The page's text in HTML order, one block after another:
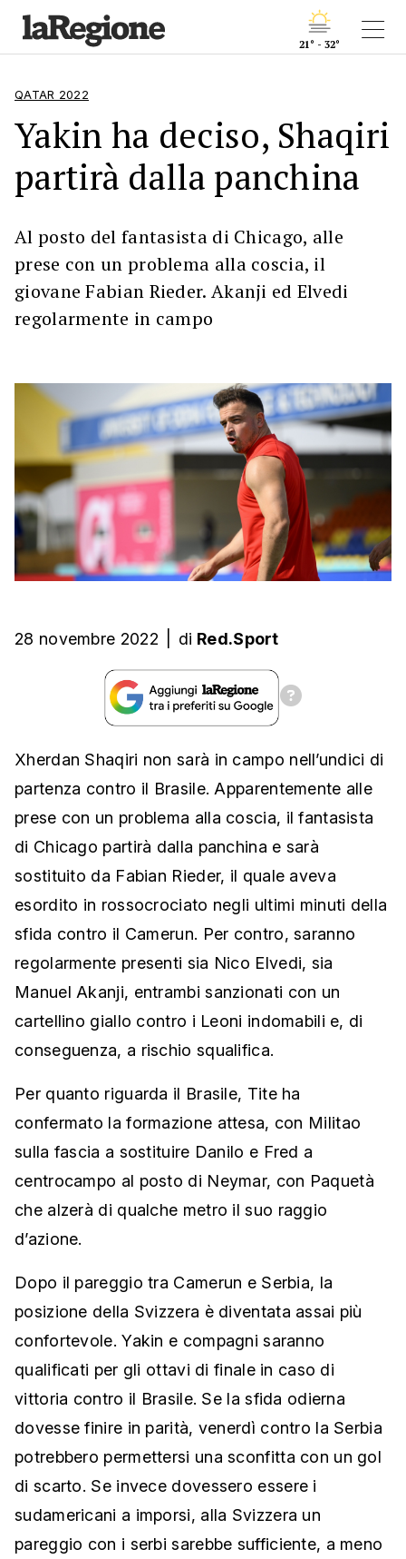
21° - 32°
QATAR 2022
Yakin ha deciso, Shaqiri
partirà dalla panchina
Al posto del fantasista di Chicago, alle
prese con un problema alla coscia, il
giovane Fabian Rieder. Akanji ed Elvedi
regolarmente in campo
28 novembre 2022 di Red.Sport
Xherdan Shaqiri non sarà in campo nell’undici di
partenza contro il Brasile. Apparentemente alle
prese con un problema alla coscia, il fantasista
di Chicago partirà dalla panchina e sarà
sostituito da Fabian Rieder, il quale aveva
esordito in rossocrociato negli ultimi minuti della
sfida contro il Camerun. Per contro, saranno
regolarmente presenti sia Nico Elvedi, sia
Manuel Akanji, entrambi sanzionati con un
cartellino giallo contro i Leoni indomabili e, di
conseguenza, a rischio squalifica.
Per quanto riguarda il Brasile, Tite ha
confermato la formazione attesa, con Militao
sulla fascia a sostituire Danilo e Fred a
centrocampo al posto di Neymar, con Paquetà
che alzerà di qualche metro il suo raggio
d’azione.
Dopo il pareggio tra Camerun e Serbia, la
posizione della Svizzera è diventata assai più
confortevole. Yakin e compagni saranno
qualificati per gli ottavi di finale in caso di
vittoria contro il Brasile. Se la sfida odierna
dovesse finire in parità, venerdì contro la Serbia
potrebbero permettersi una sconfitta con un gol
di scarto. Se invece dovessero essere i
sudamericani a imporsi, alla Svizzera un
pareggio con i serbi sarebbe sufficiente, a meno